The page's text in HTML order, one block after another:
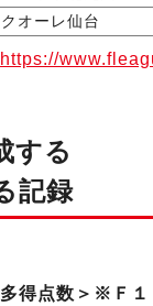
オーレ仙台
https://
する
記録
得点数＞※Ｆ１